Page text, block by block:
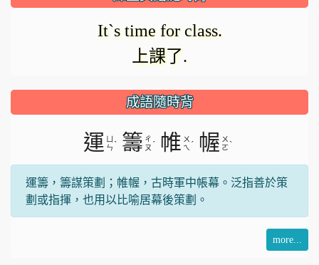
載
入。影
片
It`s time for class.
上課了.
成語隨時背
運 ㄣ ˋ 籌 ㄔ
ㄡ ˊ 帷 ㄨ
ㄟ ˊ 幄 ㄨ
ㄛˋ
運籌，籌謀策劃；帷幄，古時軍中帳幕。泛指善於策
劃或指揮，也用以比喻居幕後策劃。
more...